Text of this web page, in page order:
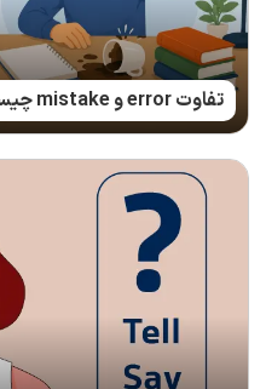
تفاوت error و mistake چیست؟